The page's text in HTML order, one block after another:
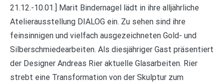
21.12.-10.01.] Marit Bindernagel lädt in ihre alljährliche
Atelierausstellung DIALOG ein. Zu sehen sind ihre
feinsinnigen und vielfach ausgezeichneten Gold- und
Silberschmiedearbeiten. Als diesjähriger Gast präsentiert
der Designer Andreas Rier aktuelle Glasarbeiten. Rier
strebt eine Transformation von der Skulptur zum